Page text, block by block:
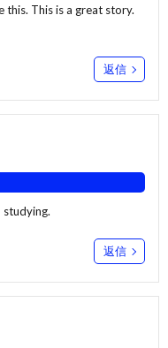
This is a great story.
返信
studying.
返信